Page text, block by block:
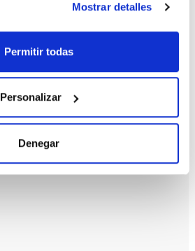
Mostrar detalles
Permitir todas
Personalizar
Denegar
x 1 kg :: Botella
Comprar